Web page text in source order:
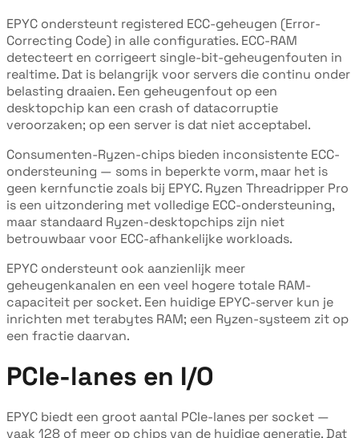
EPYC ondersteunt registered ECC-geheugen (Error-
Correcting Code) in alle configuraties. ECC-RAM
detecteert en corrigeert single-bit-geheugenfouten in
realtime. Dat is belangrijk voor servers die continu onder
belasting draaien. Een geheugenfout op een
desktopchip kan een crash of datacorruptie
veroorzaken; op een server is dat niet acceptabel.
Consumenten-Ryzen-chips bieden inconsistente ECC-
ondersteuning — soms in beperkte vorm, maar het is
geen kernfunctie zoals bij EPYC. Ryzen Threadripper Pro
is een uitzondering met volledige ECC-ondersteuning,
maar standaard Ryzen-desktopchips zijn niet
betrouwbaar voor ECC-afhankelijke workloads.
EPYC ondersteunt ook aanzienlijk meer
geheugenkanalen en een veel hogere totale RAM-
capaciteit per socket. Een huidige EPYC-server kun je
inrichten met terabytes RAM; een Ryzen-systeem zit op
een fractie daarvan.
PCIe-lanes en I/O
EPYC biedt een groot aantal PCIe-lanes per socket —
vaak 128 of meer op chips van de huidige generatie. Dat